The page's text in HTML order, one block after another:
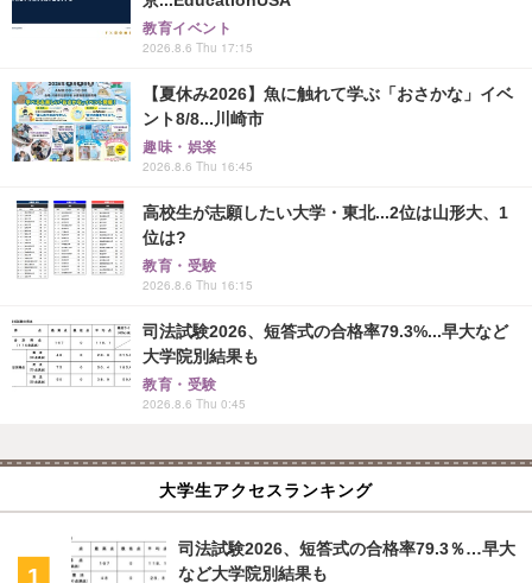
教育イベント
2026.8.6 Thu 17:15
【夏休み2026】魚に触れて学ぶ「おさかな」イベ
ント8/8...川崎市
趣味・娯楽
2026.8.6 Thu 16:45
高校生が志願したい大学・東北...2位は山形大、1
位は?
教育・受験
2026.8.6 Thu 16:15
司法試験2026、短答式の合格率79.3%...早大など
大学院別結果も
教育・受験
2026.8.6 Thu 0:45
大学生アクセスランキング
司法試験2026、短答式の合格率79.3％…早大
など大学院別結果も